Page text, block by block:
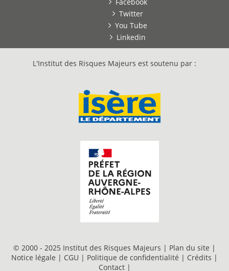
Twitter
You Tube
Linkedin
L'Institut des Risques Majeurs est soutenu par :
© 2000 - 2025 Institut des Risques Majeurs | Plan du site |
Notice légale | CGU | Politique de confidentialité | Crédits |
Contact |